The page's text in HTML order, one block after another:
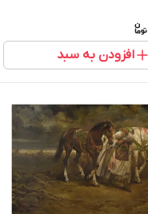
افزودن به سبد